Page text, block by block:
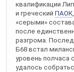
квалификации
и греческий ПАОК
«серыми»
после
разгрома.
Б68 встал
уровень полчаса
удалось